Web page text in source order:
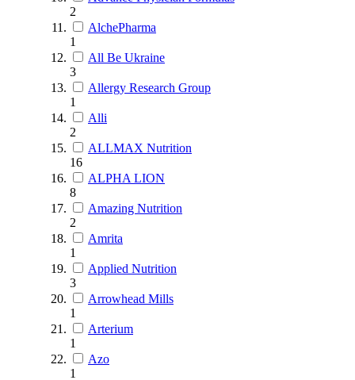
2
AlchePharma
1
All Be Ukraine
3
Allergy Research Group
1
Alli
2
ALLMAX Nutrition
16
ALPHA LION
8
Amazing Nutrition
2
Amrita
1
Applied Nutrition
3
Arrowhead Mills
1
Arterium
1
Azo
1